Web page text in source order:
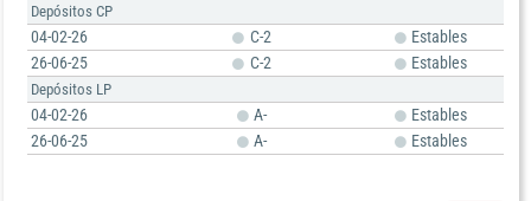
Depósitos CP
04-02-26 C-2
Estables
26-06-25
C-2 Estables
Depósitos LP
04-02-26 A-
Estables
26-06-25
A- Estables